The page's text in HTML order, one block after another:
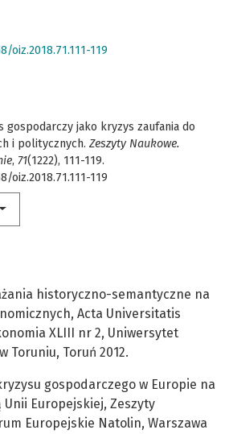
gospodarczy jako kryzys zaufania do
i politycznych. Zeszyty Naukowe.
, 71(1222), 111-119.
oiz.2018.71.111-119
oiz.2018.71.111-119
historyczno-semantyczne na
Acta Universitatis
XLIII nr 2, Uniwersytet
Toruniu, Toruń 2012.
gospodarczego w Europie na
Europejskiej, Zeszyty
Europejskie Natolin, Warszawa